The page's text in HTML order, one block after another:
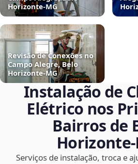
Horizonte‑MG
Revisão de Conexões no
Campo Alegre, Belo
Horizonte‑MG
Instalação de
Elétrico nos
Bairros de
Serviços de instalação, troca e